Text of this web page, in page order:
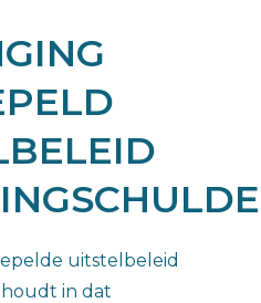
uitstelbeleid
in dat